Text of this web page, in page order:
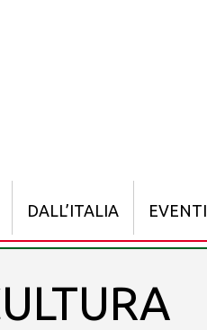
DALL’ITALIA EVENTI